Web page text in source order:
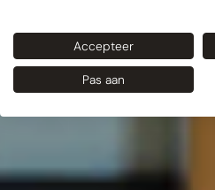
Accepteer
Pas aan